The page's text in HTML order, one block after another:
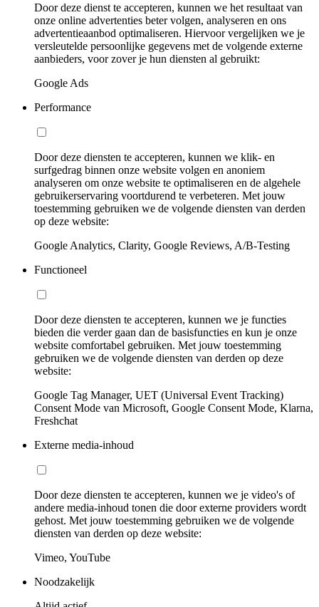
Door deze dienst te accepteren, kunnen we het resultaat van
onze online advertenties beter volgen, analyseren en ons
advertentieaanbod optimaliseren. Hiervoor vergelijken we je
versleutelde persoonlijke gegevens met de volgende externe
aanbieders, voor zover je hun diensten al gebruikt:
Google Ads
Performance
Door deze diensten te accepteren, kunnen we klik- en
surfgedrag binnen onze website volgen en anoniem
analyseren om onze website te optimaliseren en de algehele
gebruikerservaring voortdurend te verbeteren. Met jouw
toestemming gebruiken we de volgende diensten van derden
op deze website:
Google Analytics, Clarity, Google Reviews, A/B-Testing
Functioneel
Door deze diensten te accepteren, kunnen we je functies
bieden die verder gaan dan de basisfuncties en kun je onze
website comfortabel gebruiken. Met jouw toestemming
gebruiken we de volgende diensten van derden op deze
website:
Google Tag Manager, UET (Universal Event Tracking)
Consent Mode van Microsoft, Google Consent Mode, Klarna,
Freshchat
Externe media-inhoud
Door deze diensten te accepteren, kunnen we je video's of
andere media-inhoud tonen die door externe providers wordt
gehost. Met jouw toestemming gebruiken we de volgende
diensten van derden op deze website:
Vimeo, YouTube
Noodzakelijk